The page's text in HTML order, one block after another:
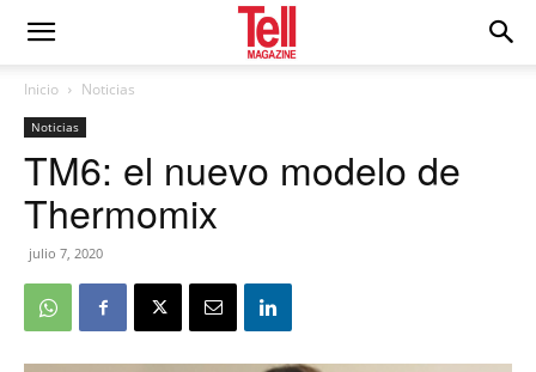
Inicio Noticias
Noticias
TM6: el nuevo modelo de
Thermomix
julio 7, 2020